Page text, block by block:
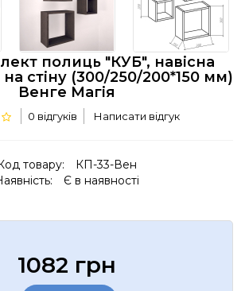
полиць "КУБ", навісна
стіну (300/250/200*150 мм)
Венге Магія
0 відгуків Написати відгук
товару:
КП-33-Вен
Є в наявності
1082 грн